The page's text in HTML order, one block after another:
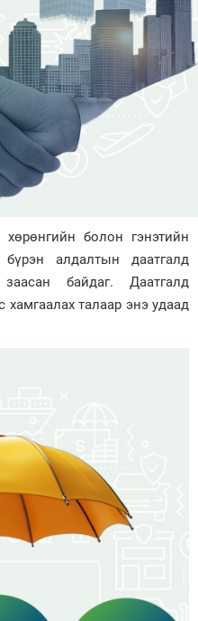
болон гэнэтийн
алдалтын даатгалд
байдаг. Даатгалд
хамгаалах талаар энэ удаад